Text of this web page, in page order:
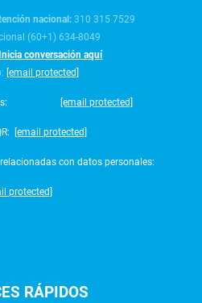
nacional:310 315 7529
(60+1) 634-8049
Inicia conversación aquí
[email protected]
[email protected]
[email protected]
con datos personales:
protected]
RÁPIDOS